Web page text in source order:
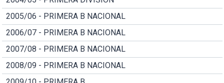
2005/06 - PRIMERA B NACIONAL
2006/07 - PRIMERA B NACIONAL
2007/08 - PRIMERA B NACIONAL
2008/09 - PRIMERA B NACIONAL